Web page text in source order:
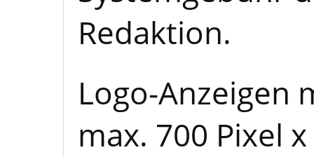
Redaktion.
Logo-Anzeigen
max. 700 Pixel